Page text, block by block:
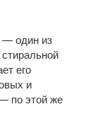
— один из
его
и
— по этой же